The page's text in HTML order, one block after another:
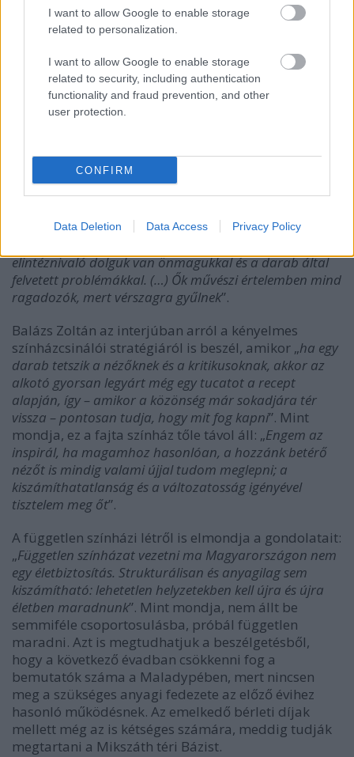
I want to allow Google to enable storage
related to personalization.
I want to allow Google to enable storage
related to security, including authentication
functionality and fraud prevention, and other
user protection.
CONFIRM
Data Deletion Data Access Privacy Policy
Kútvölgyi Erzsébetet Lenin szerepére. „Ő egy
csodálatos, „ragadozó természetű" színésznő, aki (…)
számára az jelent kihívást, ha valami újat tud
megoldásokra épülő feladatban, amely provokálja őt.
elintéznivaló dolguk van önmagukkalés a darab által
felvetett problémákkal. (…) Ők művészi értelemben mind
ragadozók, mert vérszagra gyűlnek”.
Balázs Zoltán az interjúban arról a kényelmes
színházcsinálói stratégiáról is beszél, amikor „ha egy
darab tetszik a nézőknek és a kritikusoknak, akkor az
alkotó gyorsan legyárt még egy tucatot a recept
alapján, így – amikor a közönség már sokadjára tér
vissza – pontosan tudja, hogy mit fog kapni”. Mint
mondja, ez a fajta színház tőle távol áll: „Engem az
inspirál, ha magamhoz hasonlóan, a hozzánk betérő
nézőt is mindig valami újjal tudom meglepni; a
kiszámíthatatlanság és a változatosság igényével
tisztelem meg őt”.
A független színházi létről is elmondja a gondolatait:
„Független színházat vezetni ma Magyarországon nem
egy életbiztosítás. Strukturálisan és anyagilag sem
kiszámítható: lehetetlen helyzetekben kell újra és újra
életben maradnunk”. Mint mondja, nem állt be
semmiféle csoportosulásba, próbál független
maradni. Azt is megtudhatjuk a beszélgetésből,
hogy a következő évadban csökkenni fog a
bemutatók száma a Maladypében, mert nincsen
meg a szükséges anyagi fedezete az előző évihez
hasonló működésnek. Az emelkedő bérleti díjak
mellett még az is kétséges számára, meddig tudják
megtartani a Mikszáth téri Bázist.